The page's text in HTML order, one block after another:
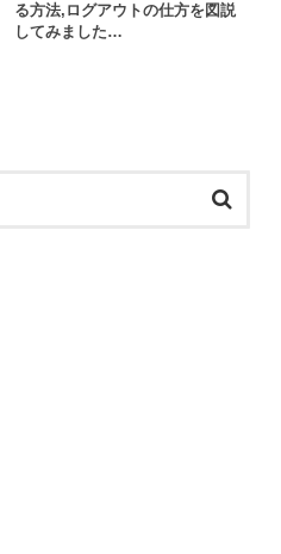
る方法,ログアウトの仕方を図説
してみました…